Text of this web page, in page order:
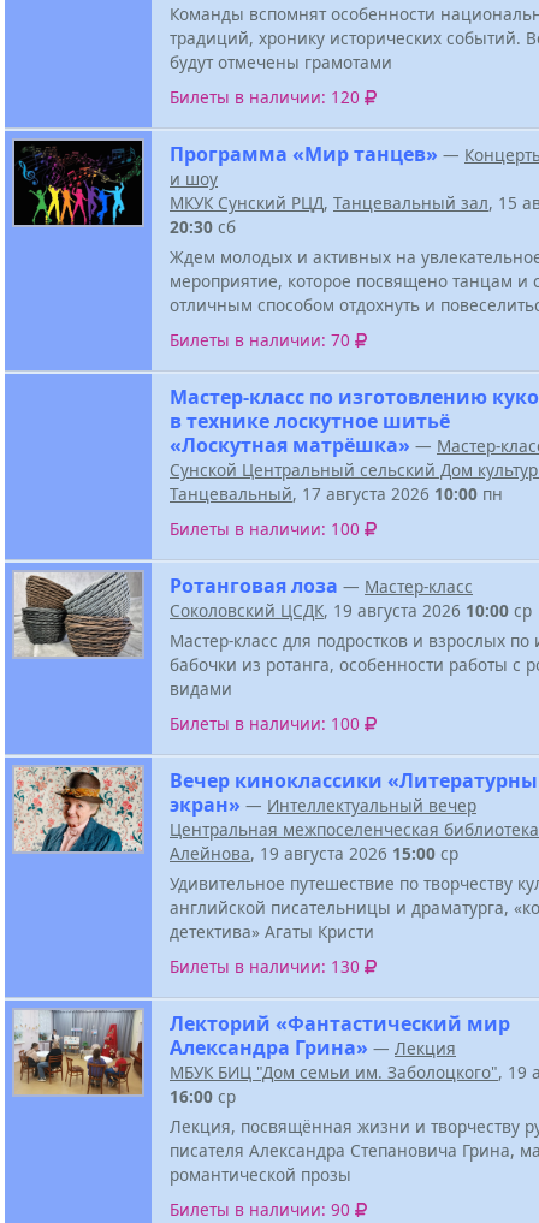
Команды вспомнят особенности
традиций, хронику исторических событий.
будут отмечены грамотами
Билеты в наличии: 120
Программа «Мир танцев» —
и шоу
МКУК Сунский РЦД, Танцевальный зал, 15
20:30 сб
Ждем молодых и активных на
мероприятие, которое посвящено танцам и
отличным способом отдохнуть и
Билеты в наличии: 70
Мастер-класс по изготовлению
в технике лоскутное шитьё
«Лоскутная матрёшка» — Мастер-
Сунской Центральный сельский Дом
Танцевальный, 17 августа 2026 10:00 пн
Билеты в наличии: 100
Ротанговая лоза — Мастер-класс
Соколовский ЦСДК, 19 августа 2026 10:00 ср
Мастер-класс для подростков и взрослых по
бабочки из ротанга, особенности работы с
видами
Билеты в наличии: 100
Вечер киноклассики
экран» — Интеллектуальный вечер
Центральная межпоселенческая
Алейнова, 19 августа 2026 15:00 ср
Удивительное путешествие по творчеству
английской писательницы и драматурга,
детектива» Агаты Кристи
Билеты в наличии: 130
Лекторий «Фантастический мир
Александра Грина» — Лекция
МБУК БИЦ "Дом семьи им. Заболоцкого", 19
16:00 ср
Лекция, посвящённая жизни и творчеству
писателя Александра Степановича Грина,
романтической прозы
Билеты в наличии: 90